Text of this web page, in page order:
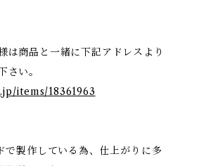
商品と一緒に下記アドレスより
い。
items/18361963
で製作している為、仕上がりに多